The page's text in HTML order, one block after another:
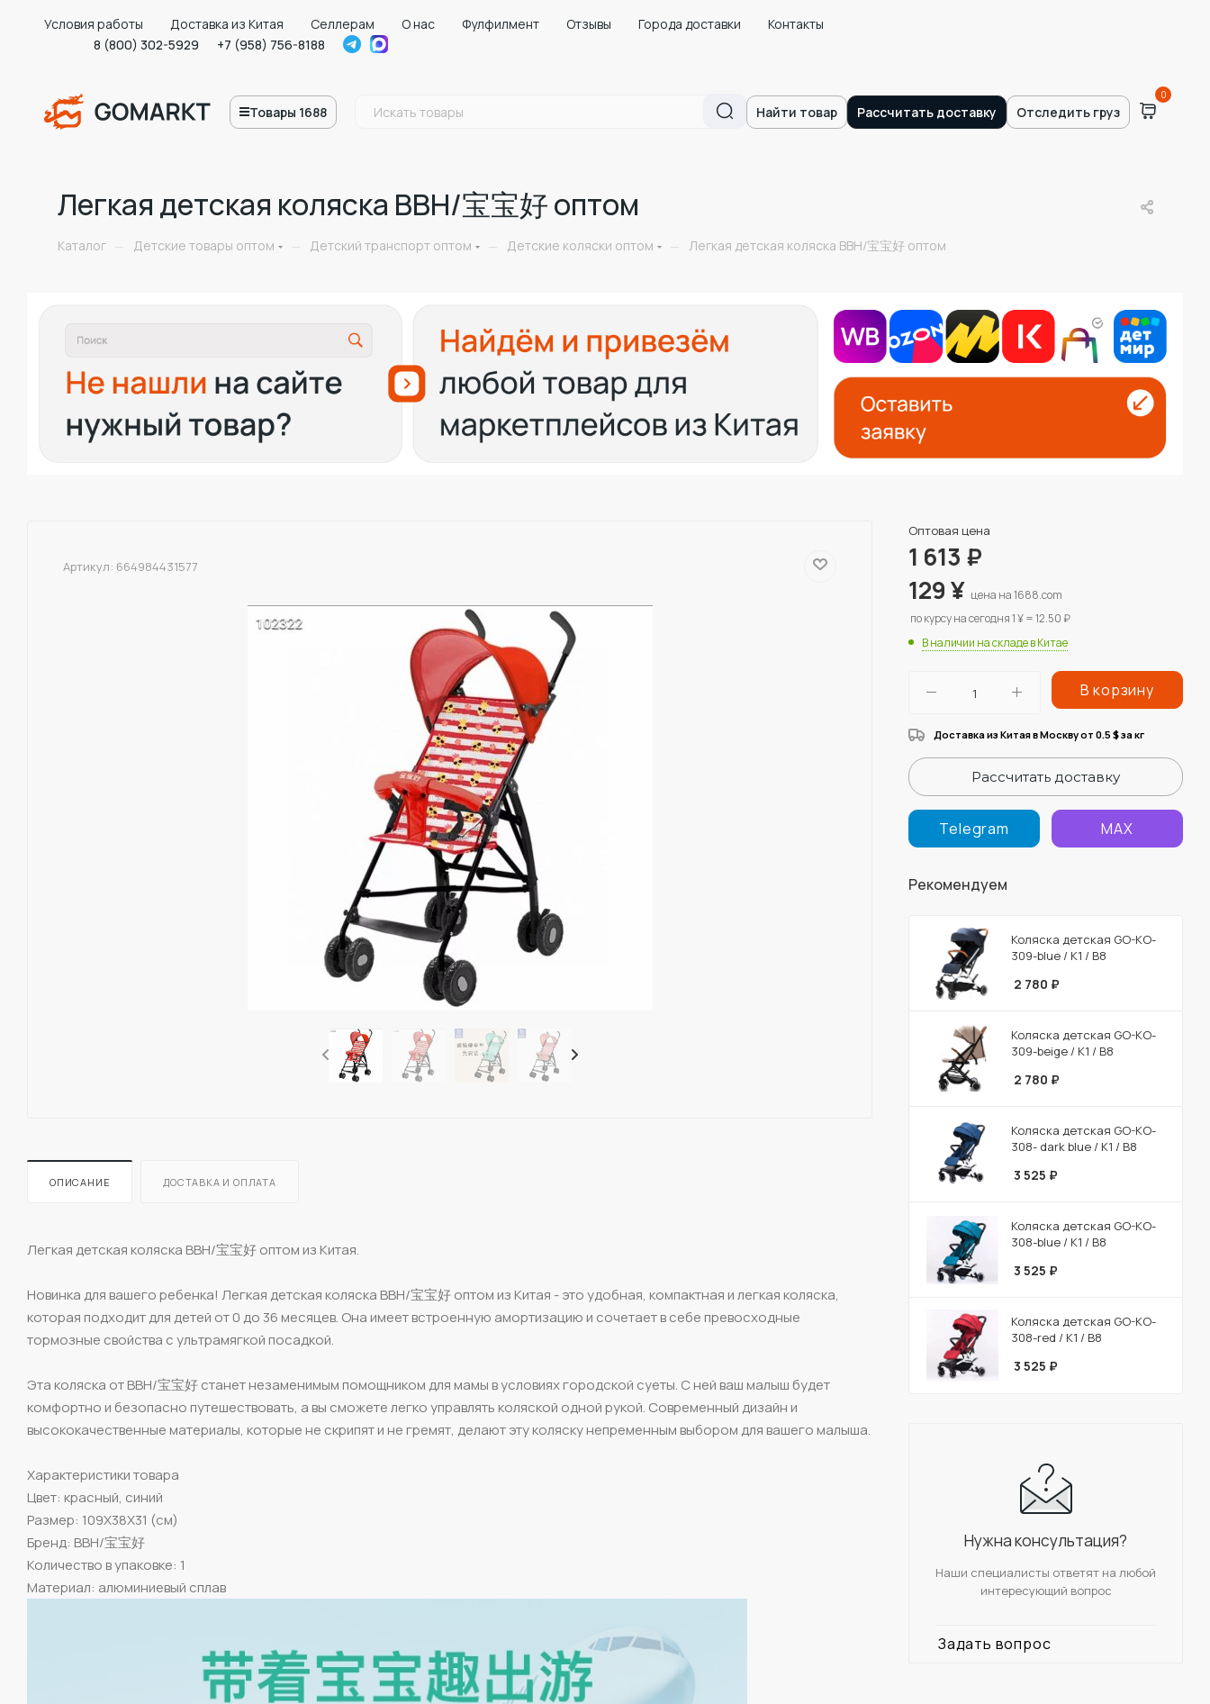
Условия работы Доставка из Китая Селлерам О нас Фулфилмент Отзывы Города доставки
Контакты
8 (800) 302-5929
+7 (958) 756-8188
Товары 1688 Найти товар Рассчитать доставку Отследить груз
0
Легкая детская коляска BBH/宝宝好 оптом
Каталог — Детские товары оптом — Детский транспорт оптом — Детские коляски оптом — Легкая детская коляска BBH/宝宝好 оптом
Артикул: 664984431577
ОПИСАНИЕ ДОСТАВКА И ОПЛАТА
Легкая детская коляска BBH/宝宝好 оптом из Китая.
Новинка для вашего ребенка! Легкая детская коляска BBH/宝宝好 оптом из Китая - это удобная, компактная и легкая коляска,
которая подходит для детей от 0 до 36 месяцев. Она имеет встроенную амортизацию и сочетает в себе превосходные
тормозные свойства с ультрамягкой посадкой.
Эта коляска от BBH/宝宝好 станет незаменимым помощником для мамы в условиях городской суеты. С ней ваш малыш будет
комфортно и безопасно путешествовать, а вы сможете легко управлять коляской одной рукой. Современный дизайн и
высококачественные материалы, которые не скрипят и не гремят, делают эту коляску непременным выбором для вашего малыша.
Характеристики товара
Цвет: красный, синий
Размер: 109X38X31 (см)
Бренд: BBH/宝宝好
Количество в упаковке: 1
Материал: алюминиевый сплав
Оптовая цена
1 613 ₽
129¥ цена на 1688.com
по курсу на сегодня 1 ¥ = 12.50 ₽
В наличии на складе в Китае
В корзину
Доставка из Китая в Москву от 0.5 $за кг
Рассчитать доставку
Telegram MAX
Рекомендуем
Коляска детская GO-KO-
309-blue / К1 / В8
2 780 ₽
Коляска детская GO-KO-
309-beige / К1 / В8
2 780 ₽
Коляска детская GO-KO-
308- dark blue / К1 / В8
3 525 ₽
Коляска детская GO-KO-
308-blue / К1 / В8
3 525 ₽
Коляска детская GO-KO-
308-red / К1 / В8
3 525 ₽
Нужна консультация?
Наши специалисты ответят на любой
интересующий вопрос
Задать вопрос